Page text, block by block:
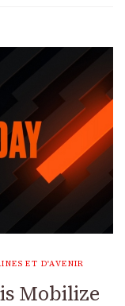
ET D'AVENIR
Mobilize